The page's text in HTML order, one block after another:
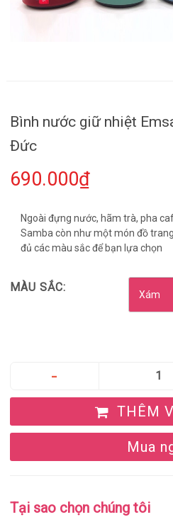
Bình nước giữ nhiệt
Đức
690.000₫
Ngoài đựng nước, hãm trà, pha
Samba còn như một món đồ
đủ các màu sắc để bạn lựa chọn
MÀU SẮC:
THÊM
Mua
Tại sao chọn chúng tôi